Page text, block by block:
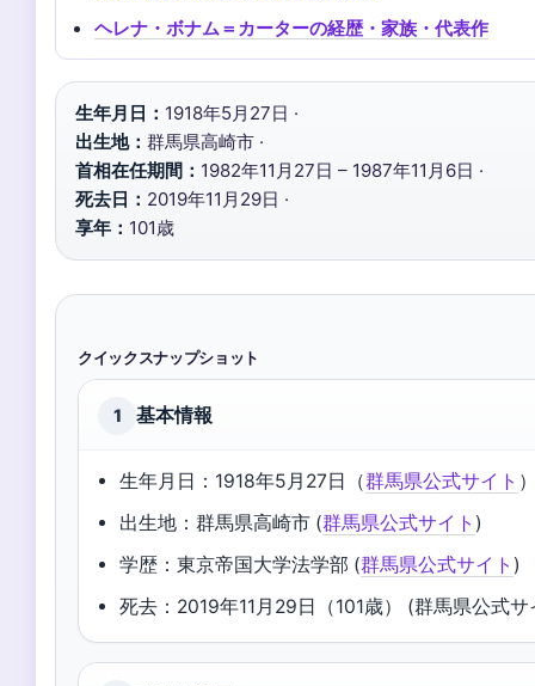
ヘレナ・ボナム＝カーターの経歴・家族・代表作
生年月日： 1918年5月27日 ·
出生地： 群馬県高崎市 ·
首相在任期間： 1982年11月27日 – 1987年11月6日 ·
死去日： 2019年11月29日 ·
享年： 101歳
クイックスナップショット
1 基本情報
生年月日：1918年5月27日（群馬県公式サイト
出生地：群馬県高崎市 (群馬県公式サイト )
学歴：東京帝国大学法学部 (群馬県公式サイト )
死去：2019年11月29日（101歳） (群馬県公式